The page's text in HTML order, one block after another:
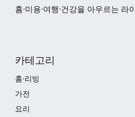
홈·미용·여행·건강을 아우르는 라
카테고리
홈·리빙
가전
요리